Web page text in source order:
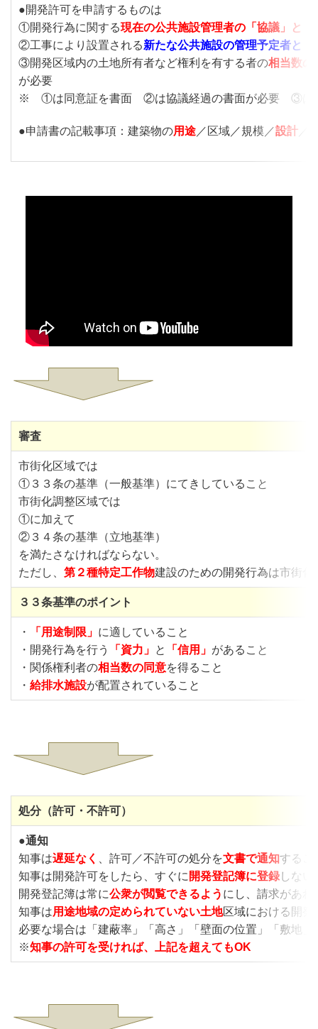
●開発許可を申請するものは
①開発行為に関する現在の公共施設管理者の 「協議」 と
②工事により設置される新たな公共施設の管理予定者と
③開発区域内の土地所有者など権利を有する者の相当数の
が必要
※ ①は同意証を書面 ②は協議経過の書面が必要 ③は
●申請書の記載事項：建築物の用途 ／区域／規模／設計
審査
市街化区域では
①３３条の基準（一般基準）にてきしていること
市街化調整区域では
①に加えて
②３４条の基準（立地基準）
を満たさなければならない。
ただし、 第２種特定工作物建設のための開発行為は市街化
３３条基準のポイント
・ 「用途制限」 に適していること
・開発行為を行う
「資力」 と 「信用」 があること
・関係権利者の相当数の同意を得ること
・ 給排水施設が配置されていること
処分（許可・不許可）
●通知
知事は遅延なく 、許可／不許可の処分を文書で通知するこ
知事は開発許可をしたら、すぐに 開発登記簿に登録しない
開発登記簿は常に公衆が閲覧できるよう にし、請求があ
知事は用途地域の定められていない土地区域における開発
必要な場合は「建蔽率」「高さ」「壁面の位置」「敷地
※知事の許可を受ければ、上記を超えてもOK